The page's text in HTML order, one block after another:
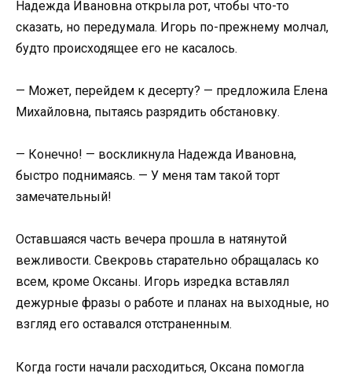
Надежда Ивановна открыла рот, чтобы что-то
сказать, но передумала. Игорь по-прежнему молчал,
будто происходящее его не касалось.
— Может, перейдем к десерту? — предложила Елена
Михайловна, пытаясь разрядить обстановку.
— Конечно! — воскликнула Надежда Ивановна,
быстро поднимаясь. — У меня там такой торт
замечательный!
Оставшаяся часть вечера прошла в натянутой
вежливости. Свекровь старательно обращалась ко
всем, кроме Оксаны. Игорь изредка вставлял
дежурные фразы о работе и планах на выходные, но
взгляд его оставался отстраненным.
Когда гости начали расходиться, Оксана помогла